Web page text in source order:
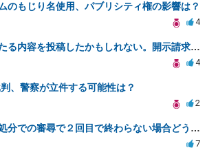
のもじり名使用、パブリシティ権の影響は？
4
誹謗中傷に当たる内容を投稿したかもしれない。開示請求や民事刑事裁判に発展しうるのか教えて欲しい。
4
、警察が立件する可能性は？
2
開示請求の仮処分での審尋で２回目で終わらない場合どうしたらいいですか
7